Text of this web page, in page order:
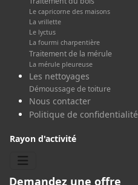
Le capricorne des maisons
La vrillette
Le lyctus
La fourmi charpentière
Traitement de la mérule
La mérule pleureuse
Les nettoyages
Démoussage de toiture
Nous contacter
Politique de confidentialité
Rayon d'activité
Demandez une offre